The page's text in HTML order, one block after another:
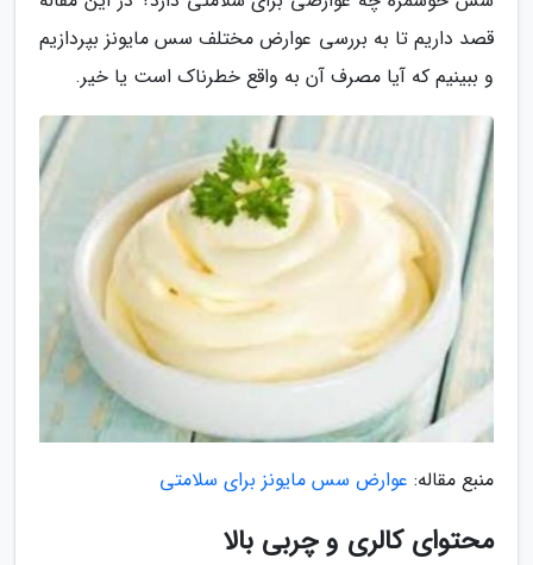
قصد داریم تا به بررسی عوارض مختلف سس مایونز بپردازیم
و ببینیم که آیا مصرف آن به واقع خطرناک است یا خیر.
منبع مقاله: عوارض سس مایونز برای سلامتی
محتوای کالری و چربی بالا